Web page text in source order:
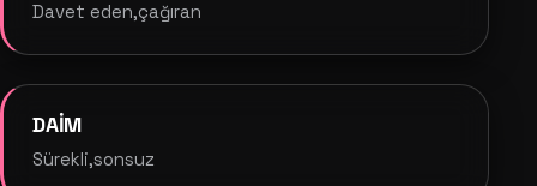
Davet eden,çağıran
DAİM
Sürekli,sonsuz